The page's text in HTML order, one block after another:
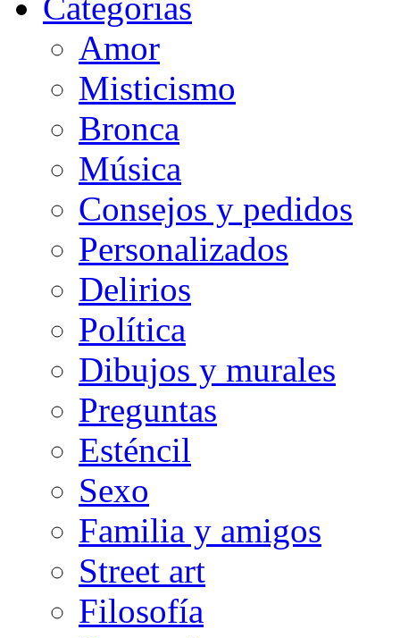
Categorias
Amor
Misticismo
Bronca
Música
Consejos y pedidos
Personalizados
Delirios
Política
Dibujos y murales
Preguntas
Esténcil
Sexo
Familia y amigos
Street art
Filosofía